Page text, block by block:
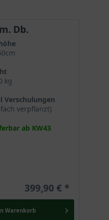
benötigt
mit ihrem
Schattenspender
sie idyllische
als Zierbaum.
Db.
kg
Verschulungen
verpflanzt)
ab KW43
399,90 €
Warenkorb